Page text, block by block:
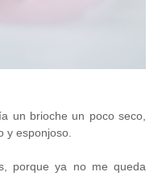
un brioche un poco seco,
y esponjoso.
porque ya no me queda